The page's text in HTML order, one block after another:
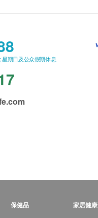
期日及公众假期休息
保健品 家居健康